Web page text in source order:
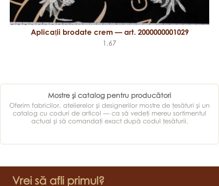
Aplicații brodate crem — art. 2000000001029
1.67
Mostre şi catalog pentru producători
Oferim fabricilor, atelierelor şi designerilor mostre de ţesături şi un
catalog cu coduri de articol — ca să vedeţi mereu sortimentul
actual şi să comandaţi exact după codul ţesăturii.
Vrei să afli primul?